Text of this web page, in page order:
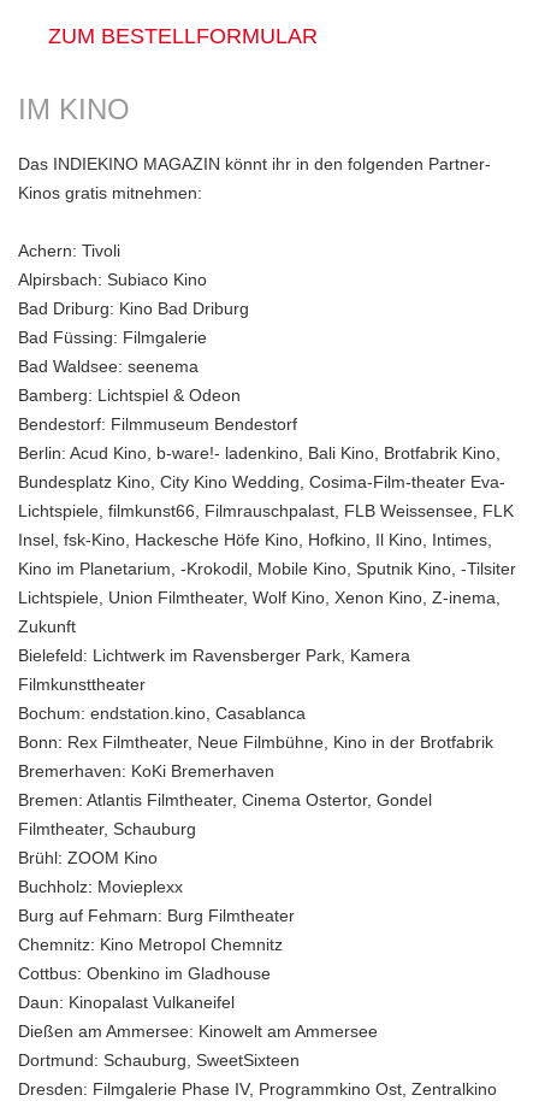
ZUM BESTELLFORMULAR
IM KINO
Das INDIEKINO MAGAZIN könnt ihr in den folgenden Partner-
Kinos gratis mitnehmen:
Achern: Tivoli
Alpirsbach: Subiaco Kino
Bad Driburg: Kino Bad Driburg
Bad Füssing: Filmgalerie
Bad Waldsee: seenema
Bamberg: Lichtspiel & Odeon
Bendestorf: Filmmuseum Bendestorf
Berlin: Acud Kino, b-ware!- ladenkino, Bali Kino, Brotfabrik Kino,
Bundesplatz Kino, City Kino Wedding, Cosima-Film-theater Eva-
Lichtspiele, filmkunst66, Filmrauschpalast, FLB Weissensee, FLK
Insel, fsk-Kino, Hackesche Höfe Kino, Hofkino, Il Kino, Intimes,
Kino im Planetarium, -Krokodil, Mobile Kino, Sputnik Kino, -Tilsiter
Lichtspiele, Union Filmtheater, Wolf Kino, Xenon Kino, Z-inema,
Zukunft
Bielefeld: Lichtwerk im Ravensberger Park, Kamera
Filmkunsttheater
Bochum: endstation.kino, Casablanca
Bonn: Rex Filmtheater, Neue Filmbühne, Kino in der Brotfabrik
Bremerhaven: KoKi Bremerhaven
Bremen: Atlantis Filmtheater, Cinema Ostertor, Gondel
Filmtheater, Schauburg
Brühl: ZOOM Kino
Buchholz: Movieplexx
Burg auf Fehmarn: Burg Filmtheater
Chemnitz: Kino Metropol Chemnitz
Cottbus: Obenkino im Gladhouse
Daun: Kinopalast Vulkaneifel
Dießen am Ammersee: Kinowelt am Ammersee
Dortmund: Schauburg, SweetSixteen
Dresden: Filmgalerie Phase IV, Programmkino Ost, Zentralkino